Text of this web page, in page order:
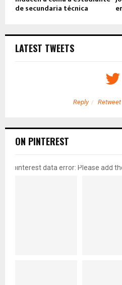
de secundaria técnica
LATEST TWEETS
Reply Retweet
ON PINTEREST
pinterest data error: Please add